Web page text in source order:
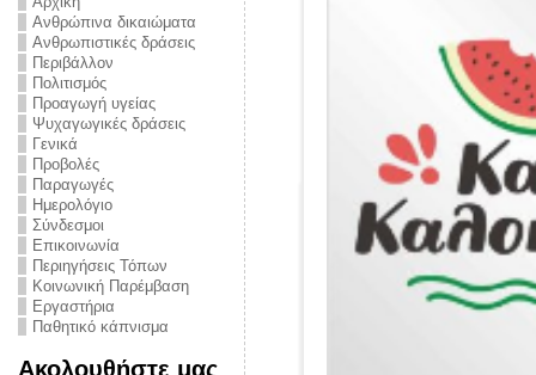
Ανθρώπινα δικαιώματα
Ανθρωπιστικές δράσεις
Περιβάλλον
Πολιτισμός
Προαγωγή υγείας
Ψυχαγωγικές δράσεις
Γενικά
Προβολές
Παραγωγές
Ημερολόγιο
Σύνδεσμοι
Επικοινωνία
Περιηγήσεις Τόπων
Κοινωνική Παρέμβαση
Εργαστήρια
Παθητικό κάπνισμα
Ακολουθήστε μας
από την
την ημέρα
και
στο